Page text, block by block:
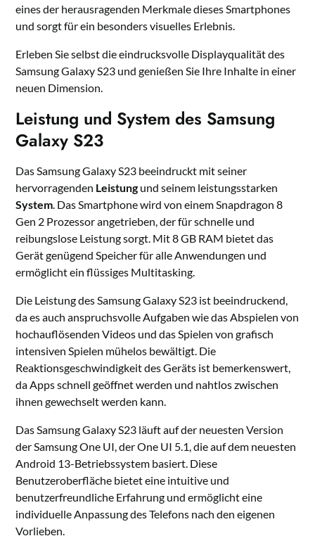
eines der herausragenden Merkmale dieses Smartphones
und sorgt für ein besonders visuelles Erlebnis.
Erleben Sie selbst die eindrucksvolle Displayqualität des
Samsung Galaxy S23 und genießen Sie Ihre Inhalte in einer
neuen Dimension.
Leistung und System des Samsung
Galaxy S23
Das Samsung Galaxy S23 beeindruckt mit seiner
hervorragenden Leistung und seinem leistungsstarken
System. Das Smartphone wird von einem Snapdragon 8
Gen 2 Prozessor angetrieben, der für schnelle und
reibungslose Leistung sorgt. Mit 8 GB RAM bietet das
Gerät genügend Speicher für alle Anwendungen und
ermöglicht ein flüssiges Multitasking.
Die Leistung des Samsung Galaxy S23 ist beeindruckend,
da es auch anspruchsvolle Aufgaben wie das Abspielen von
hochauflösenden Videos und das Spielen von grafisch
intensiven Spielen mühelos bewältigt. Die
Reaktionsgeschwindigkeit des Geräts ist bemerkenswert,
da Apps schnell geöffnet werden und nahtlos zwischen
ihnen gewechselt werden kann.
Das Samsung Galaxy S23 läuft auf der neuesten Version
der Samsung One UI, der One UI 5.1, die auf dem neuesten
Android 13-Betriebssystem basiert. Diese
Benutzeroberfläche bietet eine intuitive und
benutzerfreundliche Erfahrung und ermöglicht eine
individuelle Anpassung des Telefons nach den eigenen
Vorlieben.